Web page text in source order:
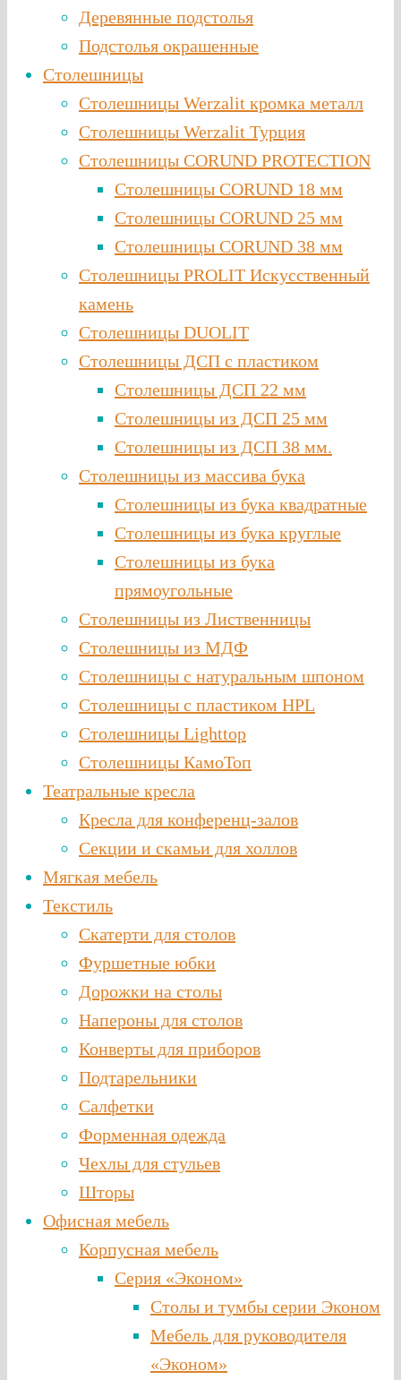
Деревянные подстолья
Подстолья окрашенные
Столешницы
Столешницы Werzalit кромка металл
Столешницы Werzalit Турция
Столешницы CORUND PROTECTION
Столешницы CORUND 18 мм
Столешницы CORUND 25 мм
Столешницы CORUND 38 мм
Столешницы PROLIT Искусственный
камень
Столешницы DUOLIT
Столешницы ДСП с пластиком
Столешницы ДСП 22 мм
Столешницы из ДСП 25 мм
Столешницы из ДСП 38 мм.
Столешницы из массива бука
Столешницы из бука квадратные
Столешницы из бука круглые
Столешницы из бука
прямоугольные
Столешницы из Лиственницы
Столешницы из МДФ
Столешницы с натуральным шпоном
Столешницы c пластиком HPL
Столешницы Lighttop
Столешницы КамоТоп
Театральные кресла
Кресла для конференц-залов
Секции и скамьи для холлов
Мягкая мебель
Текстиль
Скатерти для столов
Фуршетные юбки
Дорожки на столы
Напероны для столов
Конверты для приборов
Подтарельники
Салфетки
Форменная одежда
Чехлы для стульев
Шторы
Офисная мебель
Корпусная мебель
Серия «Эконом»
Столы и тумбы серии Эконом
Мебель для руководителя
«Эконом»